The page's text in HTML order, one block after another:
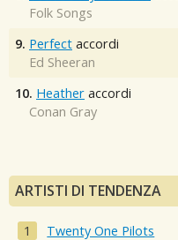
Folk Songs
9. Perfect accordi
Ed Sheeran
10. Heather accordi
Conan Gray
ARTISTI DI TENDENZA
Twenty One Pilots